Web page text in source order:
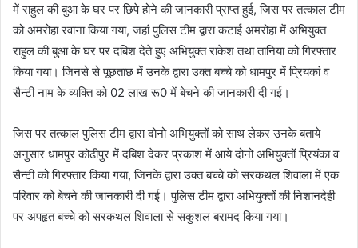
में राहुल की बुआ के घर पर छिपे होने की जानकारी प्राप्त हुई, जिस पर तत्काल टीम
को अमरोहा रवाना किया गया, जहां पुलिस टीम द्वारा कटाई अमरोहा में अभियुक्त
राहुल की बुआ के घर पर दबिश देते हुए अभियुक्त राकेश तथा तानिया को गिरफ्तार
किया गया। जिनसे से पूछताछ में उनके द्वारा उक्त बच्चे को धामपुर में प्रियकां व
सैन्टी नाम के व्यक्ति को 02 लाख रू0 में बेचने की जानकारी दी गई।
जिस पर तत्काल पुलिस टीम द्वारा दोनो अभियुक्तों को साथ लेकर उनके बताये
अनुसार धामपुर कोढीपुर में दबिश देकर प्रकाश में आये दोनो अभियुक्तों प्रियंका व
सैन्टी को गिरफ्तार किया गया, जिनके द्वारा उक्त बच्चे को सरकथल शिवाला में एक
परिवार को बेचने की जानकारी दी गई। पुलिस टीम द्वारा अभियुक्तों की निशानदेही
पर अपहृत बच्चे को सरकथल शिवाला से सकुशल बरामद किया गया।